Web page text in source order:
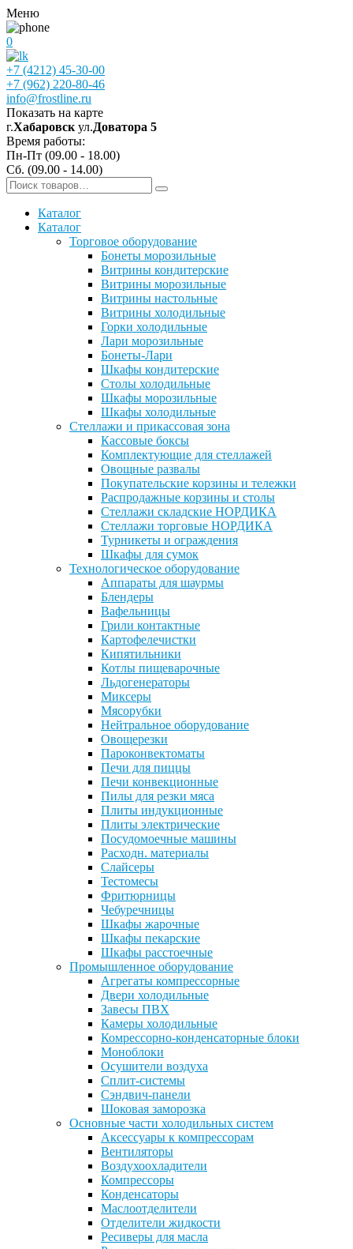
Меню
0
+7 (4212) 45-30-00
+7 (962) 220-80-46
info@frostline.ru
Показать на карте
г.Хабаровск ул.Доватора 5
Время работы:
Пн-Пт (09.00 - 18.00)
Сб. (09.00 - 14.00)
Каталог
Каталог
Торговое оборудование
Бонеты морозильные
Витрины кондитерские
Витрины морозильные
Витрины настольные
Витрины холодильные
Горки холодильные
Лари морозильные
Бонеты-Лари
Шкафы кондитерские
Столы холодильные
Шкафы морозильные
Шкафы холодильные
Стеллажи и прикассовая зона
Кассовые боксы
Комплектующие для стеллажей
Овощные развалы
Покупательские корзины и тележки
Распродажные корзины и столы
Стеллажи складские НОРДИКА
Стеллажи торговые НОРДИКА
Турникеты и ограждения
Шкафы для сумок
Технологическое оборудование
Аппараты для шаурмы
Блендеры
Вафельницы
Грили контактные
Картофелечистки
Кипятильники
Котлы пищеварочные
Льдогенераторы
Миксеры
Мясорубки
Нейтральное оборудование
Овощерезки
Пароконвектоматы
Печи для пиццы
Печи конвекционные
Пилы для резки мяса
Плиты индукционные
Плиты электрические
Посудомоечные машины
Расходн. материалы
Слайсеры
Тестомесы
Фритюрницы
Чебуречницы
Шкафы жарочные
Шкафы пекарские
Шкафы расстоечные
Промышленное оборудование
Агрегаты компрессорные
Двери холодильные
Завесы ПВХ
Камеры холодильные
Комрессорно-конденсаторные блоки
Моноблоки
Осушители воздуха
Сплит-системы
Сэндвич-панели
Шоковая заморозка
Основные части холодильных систем
Аксессуары к компрессорам
Вентиляторы
Воздухоохладители
Компрессоры
Конденсаторы
Маслоотделители
Отделители жидкости
Ресиверы для масла